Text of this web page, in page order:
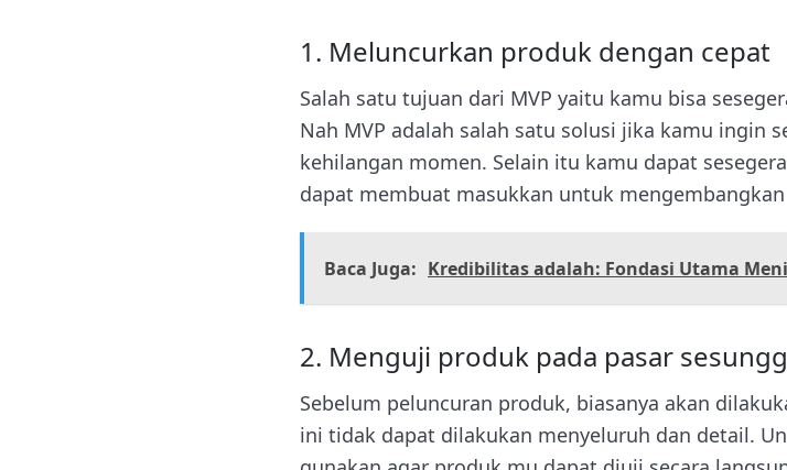
1. Meluncurkan produk dengan cepat
Salah satu tujuan dari MVP yaitu kamu bisa
Nah MVP adalah salah satu solusi jika kamu ingin
kehilangan momen. Selain itu kamu dapat
dapat membuat masukkan untuk
Baca Juga: Kredibilitas adalah: Fondasi Utama
2. Menguji produk pada pasar
Sebelum peluncuran produk, biasanya akan
ini tidak dapat dilakukan menyeluruh dan detail.